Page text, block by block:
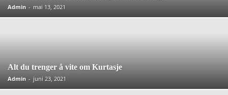
Admin - mai 13, 2021
Alt du trenger å vite om Kurtasje
Admin - juni 23, 2021